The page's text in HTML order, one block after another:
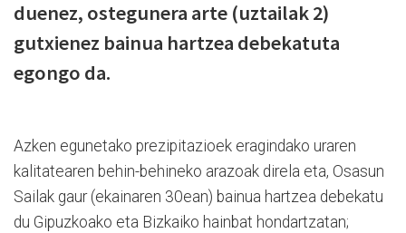
duenez, ostegunera arte (uztailak 2)
gutxienez bainua hartzea debekatuta
egongo da.
Azken egunetako prezipitazioek eragindako uraren
kalitatearen behin-behineko arazoak direla eta, Osasun
Sailak gaur (ekainaren 30ean) bainua hartzea debekatu
du Gipuzkoako eta Bizkaiko hainbat hondartzatan;